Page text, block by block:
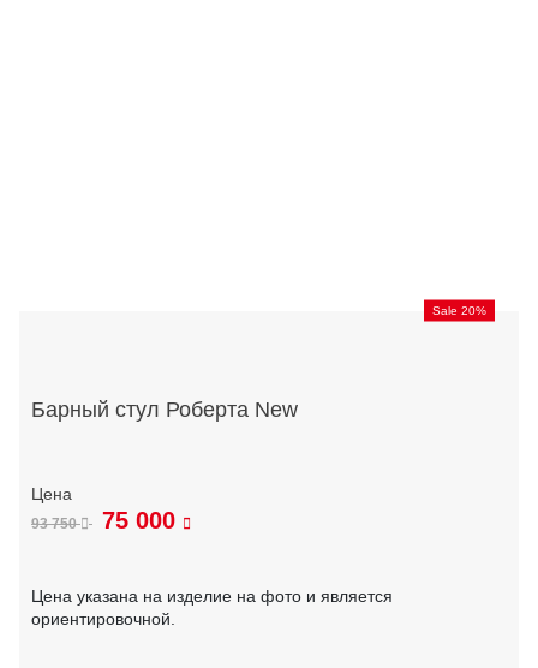
Sale 20%
Барный стул Роберта New
93 750 75 000
Цена указана на изделие на фото и является
ориентировочной.